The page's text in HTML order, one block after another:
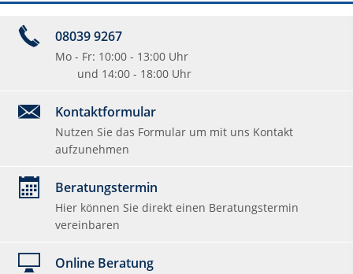
08039 9267
Mo - Fr: 10:00 - 13:00 Uhr
und 14:00 - 18:00 Uhr
Kontaktformular
Nutzen Sie das Formular um mit uns Kontakt
aufzunehmen
Beratungstermin
Hier können Sie direkt einen Beratungstermin
vereinbaren
Online Beratung